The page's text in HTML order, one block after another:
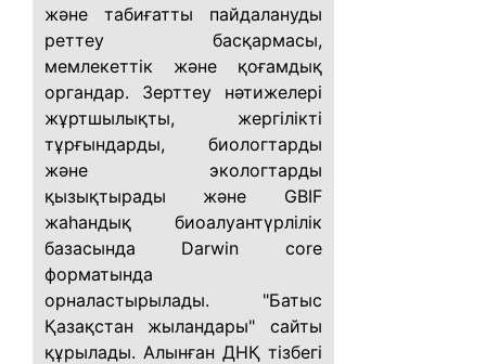
және табиғатты пайдалануды
реттеу басқармасы,
мемлекеттік және қоғамдық
органдар. Зерттеу нәтижелері
жұртшылықты, жергілікті
тұрғындарды, биологтарды
және экологтарды
қызықтырады және GBIF
жаһандық биоалуантүрлілік
базасында Darwin core
форматында
орналастырылады. "Батыс
Қазақстан жыландары" сайты
құрылады. Алынған ДНҚ тізбегі